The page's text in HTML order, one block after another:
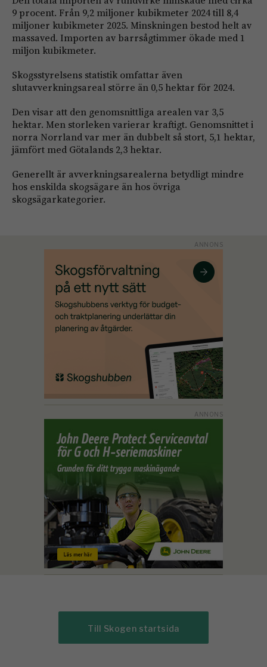
9 procent. Från 9,2 miljoner kubikmeter 2024 till 8,4
miljoner kubikmeter 2025. Minskningen bestod helt av
massaved. Importen av barrsågtimmer ökade med 1
miljon kubikmeter.
Skogsstyrelsens statistik omfattar även
slutavverkningsareal större än 0,5 hektar för 2024.
Den visar att den genomsnittliga arealen var 3,5
hektar. Men storleken varierar kraftigt. Genomsnittet i
norra Norrland var mer än dubbelt så stort, 5,1 hektar,
jämfört med Götalands 2,3 hektar.
Generellt är avverkningsarealerna betydligt mindre
hos enskilda skogsägare än hos övriga
skogsägarkategorier.
Till Skogen startsida